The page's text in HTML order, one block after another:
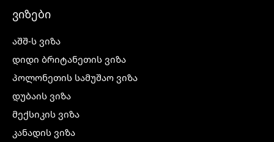
ვიზები
აშშ-ს ვიზა
დიდი ბრიტანეთის ვიზა
პოლონეთის სამუშაო ვიზა
დუბაის ვიზა
მექსიკის ვიზა
კანადის ვიზა